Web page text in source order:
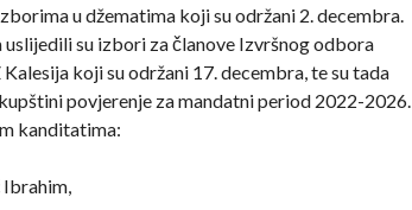
u džematima koji su održani 2. decembra.
su izbori za članove Izvršnog odbora
koji su održani 17. decembra, te su tada
povjerenje za mandatni period 2022-2026.
kanditatima: